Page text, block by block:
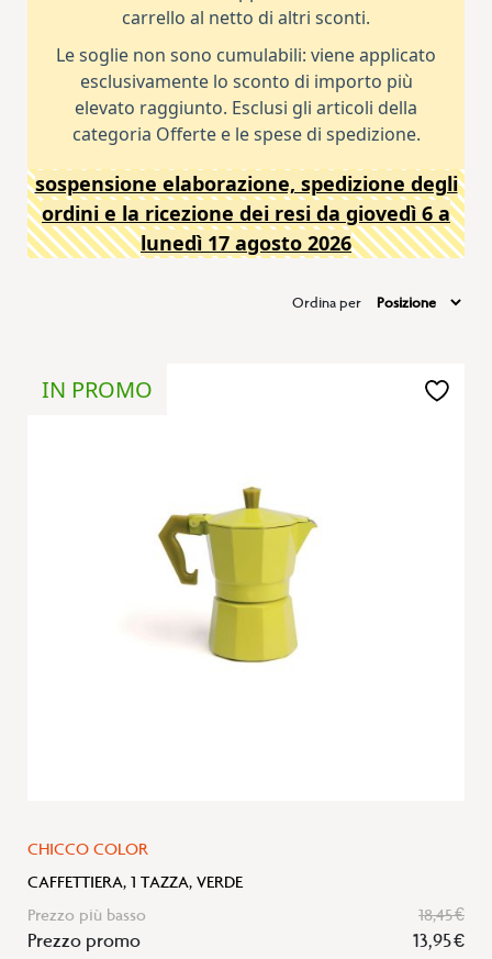
carrello al netto di altri sconti.
Le soglie non sono cumulabili: viene applicato
esclusivamente lo sconto di importo più
elevato raggiunto. Esclusi gli articoli della
categoria Offerte e le spese di spedizione.
sospensione elaborazione, spedizione degli
ordini e la ricezione dei resi da giovedì 6 a
lunedì 17 agosto 2026
Ordina per
IN PROMO
CHICCO COLOR
CAFFETTIERA, 1 TAZZA, VERDE
Prezzo promo 13,95 €
Prezzo più basso 18,45 €
Aggiungi